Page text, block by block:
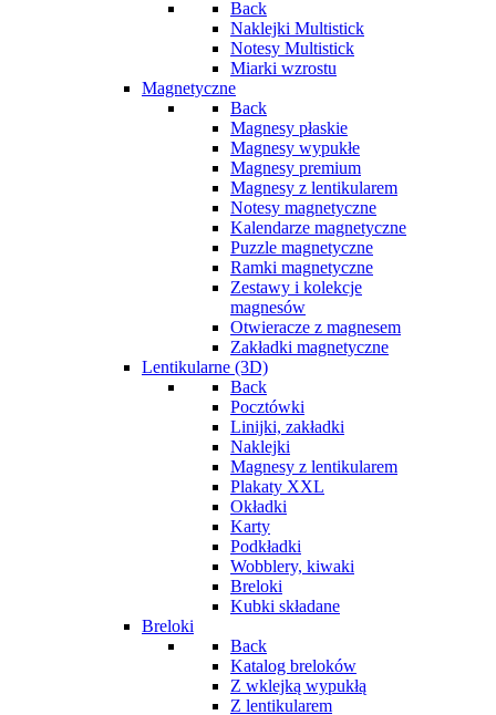
Back
Naklejki Multistick
Notesy Multistick
Miarki wzrostu
Magnetyczne
Back
Magnesy płaskie
Magnesy wypukłe
Magnesy premium
Magnesy z lentikularem
Notesy magnetyczne
Kalendarze magnetyczne
Puzzle magnetyczne
Ramki magnetyczne
Zestawy i kolekcje
magnesów
Otwieracze z magnesem
Zakładki magnetyczne
Lentikularne (3D)
Back
Pocztówki
Linijki, zakładki
Naklejki
Magnesy z lentikularem
Plakaty XXL
Okładki
Karty
Podkładki
Wobblery, kiwaki
Breloki
Kubki składane
Breloki
Back
Katalog breloków
Z wklejką wypukłą
Z lentikularem